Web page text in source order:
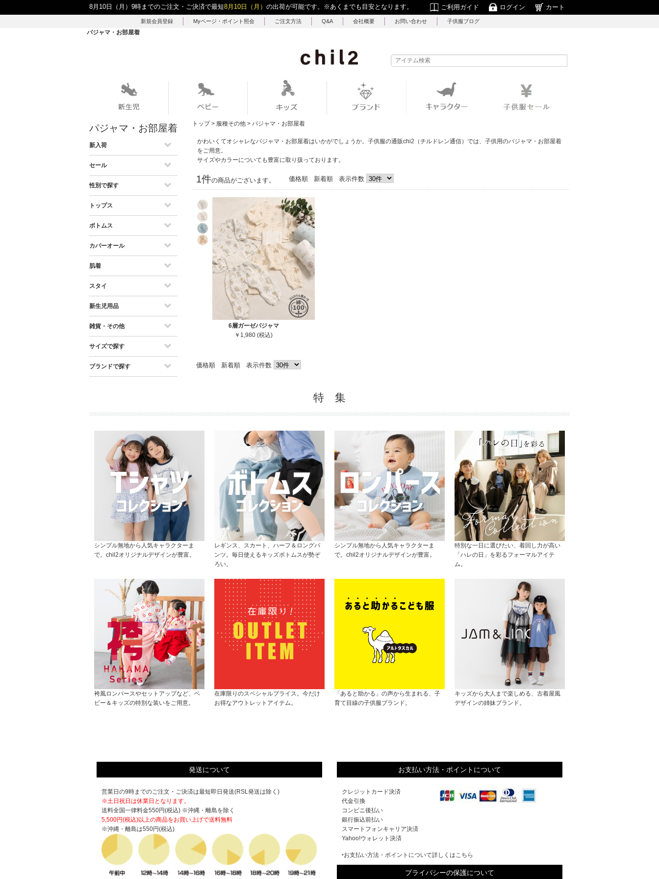
8月10日（月）9時までのご注文・ご決済で最短8月10日（月） の出荷が可能です。 ※あくまでも目安となります。 ご利用ガイド ログイン カート
新規会員登録 Myページ・ポイント照会 ご注文方法 Q&A 会社概要 お問い合わせ 子供服ブログ
パジャマ・お部屋着
パジャマ・お部屋着
新入荷
セール
性別で探す
トップス
ボトムス
カバーオール
肌着
スタイ
新生児用品
雑貨・その他
サイズで探す
ブランドで探す
トップ > 服種その他 > パジャマ・お部屋着
かわいくてオシャレなパジャマ・お部屋着はいかがでしょうか。 子供服の通販chi2（チルドレン通信）では、子供用のパジャマ・お部屋着
をご用意。
サイズやカラーについても豊富に取り扱っております。
1件の商品がございます。 価格順 新着順表示件数
6層ガーゼパジャマ
￥1,980 (税込)
価格順 新着順 表示件数
特 集
シンプル無地から人気キャラクターま
で。chil2オリジナルデザインが豊富。
レギンス、スカート、ハーフ＆ロングパ
ンツ。毎日使えるキッズボトムスが勢ぞ
ろい。
シンプル無地から人気キャラクターま
で。chil2オリジナルデザインが豊富。
特別な一日に選びたい、着回し力が高い
「ハレの日」を彩るフォーマルアイテ
ム。
袴風ロンパースやセットアップなど、ベ
ビー＆キッズの特別な装いをご用意。
在庫限りのスペシャルプライス。今だけ
お得なアウトレットアイテム。
「あると助かる」の声から生まれる、子
育て目線の子供服ブランド。
キッズから大人まで楽しめる、古着屋風
デザインの姉妹ブランド。
発送について
営業日の9時までのご注文・ご決済は最短即日発送(RSL発送は除く)
※土日祝日は休業日となります。
送料全国一律料金550円(税込) ※沖縄・離島を除く
5,500円(税込)以上の商品をお買い上げで送料無料
※沖縄・離島は550円(税込)
お支払い方法・ポイントについて
クレジットカード決済
代金引換
コンビニ後払い
銀行振込前払い
スマートフォンキャリア決済
Yahoo!ウォレット決済
‣お支払い方法・ポイントについて詳しくはこちら
プライバシーの保護について